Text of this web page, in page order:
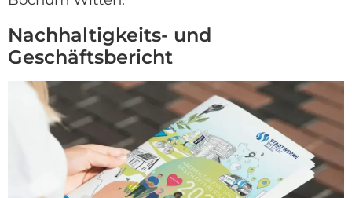
Nachhaltigkeits- und
Geschäftsbericht